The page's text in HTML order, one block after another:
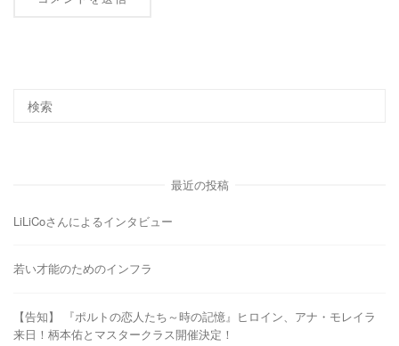
最近の投稿
LiLiCoさんによるインタビュー
若い才能のためのインフラ
【告知】 『ポルトの恋人たち～時の記憶』ヒロイン、アナ・モレイラ
来日！柄本佑とマスタークラス開催決定！